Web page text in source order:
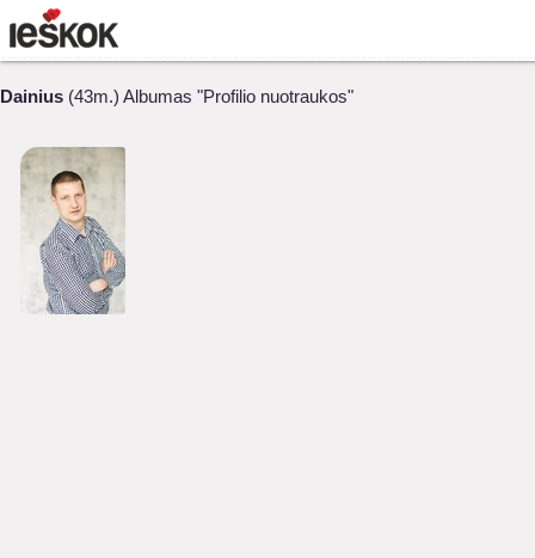
Dainius (43m.) Albumas "Profilio nuotraukos"